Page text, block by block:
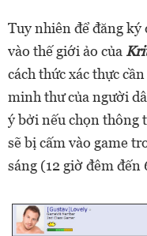
Tuy nhiên để đăng
vào thế giới ảo của
cách thức xác thực
minh thư của người
ý bởi nếu chọn thông
sẽ bị cấm vào game
sáng (12 giờ đêm đến